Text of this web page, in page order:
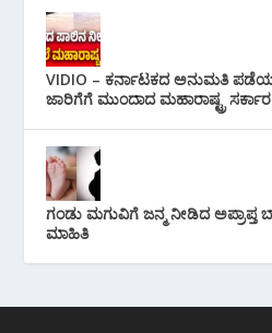
VIDIO – ಕರ್ನಾಟಕದ ಅನುಮತಿ
ಜಾರಿಗೆಗೆ ಮುಂದಾದ ಮಹಾರಾಷ್ಟ್ರ ಸರ್ಕಾರ
ಗಂಡು ಮಗುವಿಗೆ ಜನ್ಮ ನೀಡಿದ ಅಪ್ರಾಪ್ತ
ಮಾಹಿತಿ